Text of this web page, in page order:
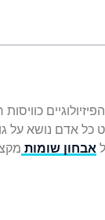
כוויסות
כל אדם נושא על
אבחון שומות